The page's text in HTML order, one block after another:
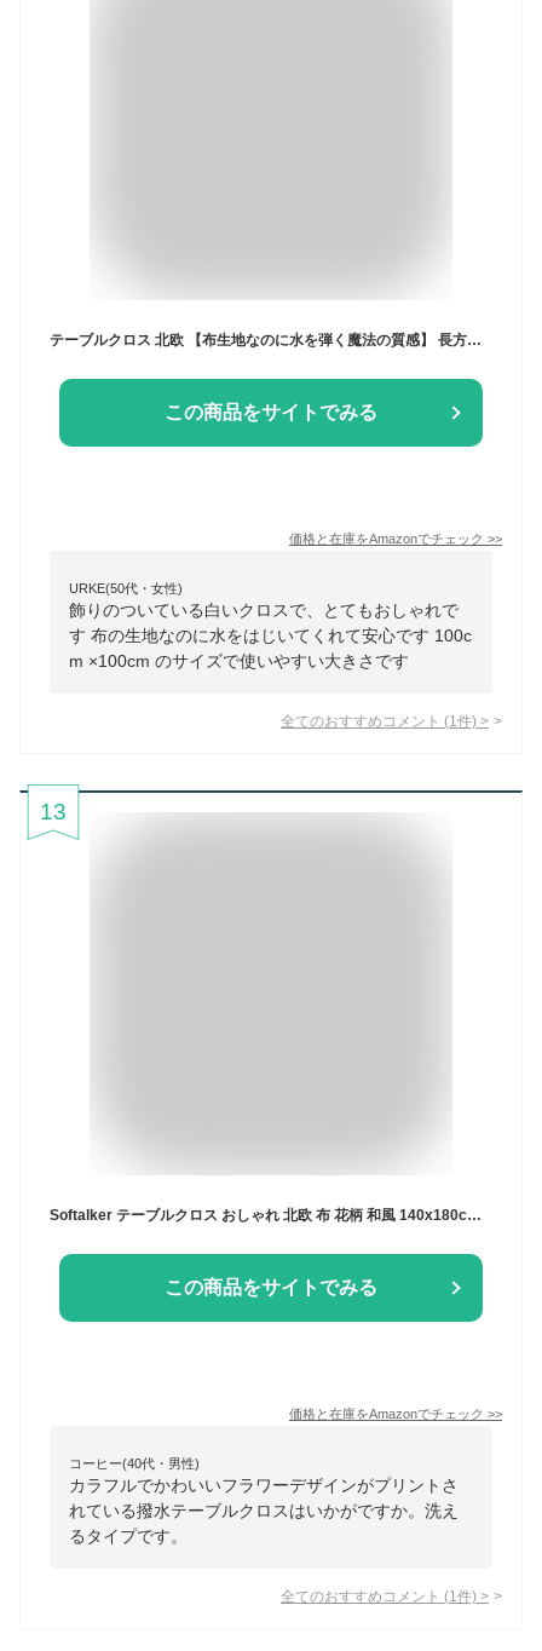
テーブルクロス 北欧 【布生地なのに水を弾く魔法の質感】 長方形 正方形 撥水 防水 お洒落 可愛い 100x100cm
この商品をサイトでみる
価格と在庫をAmazonでチェック >>
URKE(50代・女性)
飾りのついている白いクロスで、とてもおしゃれで
す 布の生地なのに水をはじいてくれて安心です 100c
m ×100cm のサイズで使いやすい大きさです
全てのおすすめコメント (1 件) >
13
Softalker テーブルクロス おしゃれ 北欧 布 花柄 和風 140x180cm 耐熱 滑り止め 長方形 桌布 spring table cloth テーブルマット 可愛い 花柄 デザイン 春夏 小学生 ダイニング キッチン レストラン ピクニック用 キャンプ パーティー バレンタインデー 長机用 祭り 屋外 室内場合 お手入れ簡単
この商品をサイトでみる
価格と在庫をAmazonでチェック >>
コーヒー(40代・男性)
カラフルでかわいいフラワーデザインがプリントさ
れている撥水テーブルクロスはいかがですか。洗え
るタイプです。
全てのおすすめコメント (1 件) >